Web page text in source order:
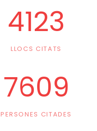
4123
LLOCS CITATS
7609
PERSONES CITADES